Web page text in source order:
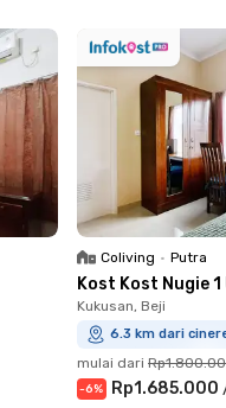
Coliving • Putra
Kost Kost Nugie 1
Kukusan, Beji
6.3 km dari
mulai dari
-6% Rp1.685.000